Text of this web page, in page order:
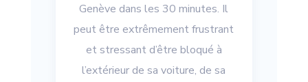
Genève dans les 30 minutes. Il
peut être extrêmement frustrant
et stressant d’être bloqué à
l’extérieur de sa voiture, de sa